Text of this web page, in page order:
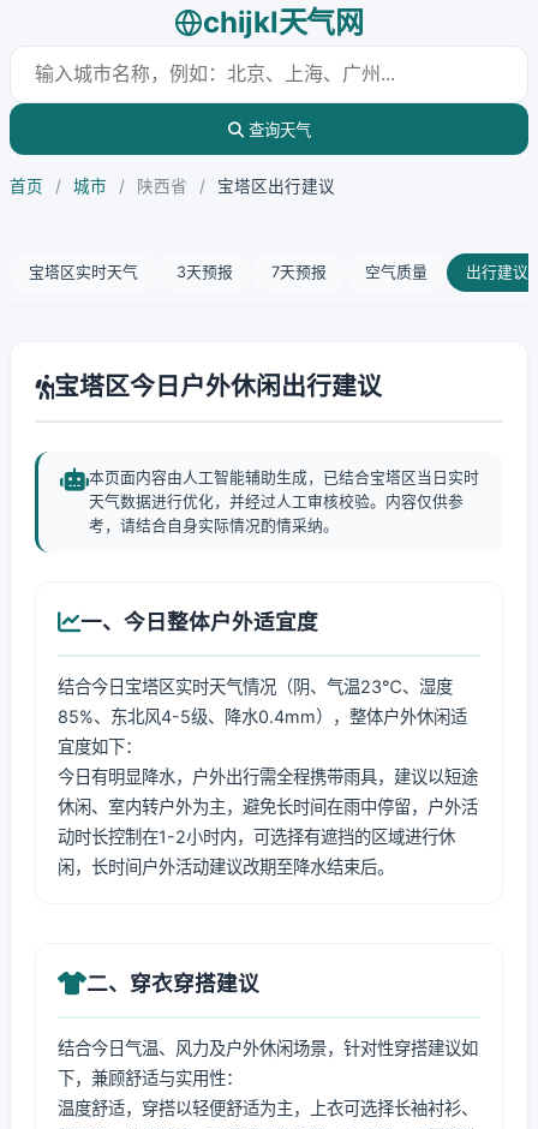
chijkl天气网
查询天气
首页 / 城市 / 陕西省 / 宝塔区出行建议
宝塔区实时天气 3天预报 7天预报 空气质量 出行建议
宝塔区今日户外休闲出行建议
本页面内容由人工智能辅助生成，已结合宝塔区当日实时
天气数据进行优化，并经过人工审核校验。内容仅供参
考，请结合自身实际情况酌情采纳。
一、今日整体户外适宜度
结合今日宝塔区实时天气情况（阴、气温23℃、湿度
85%、东北风4-5级、降水0.4mm），整体户外休闲适
宜度如下：
今日有明显降水，户外出行需全程携带雨具，建议以短途
休闲、室内转户外为主，避免长时间在雨中停留，户外活
动时长控制在1-2小时内，可选择有遮挡的区域进行休
闲，长时间户外活动建议改期至降水结束后。
二、穿衣穿搭建议
结合今日气温、风力及户外休闲场景，针对性穿搭建议如
下，兼顾舒适与实用性：
温度舒适，穿搭以轻便舒适为主，上衣可选择长袖衬衫、